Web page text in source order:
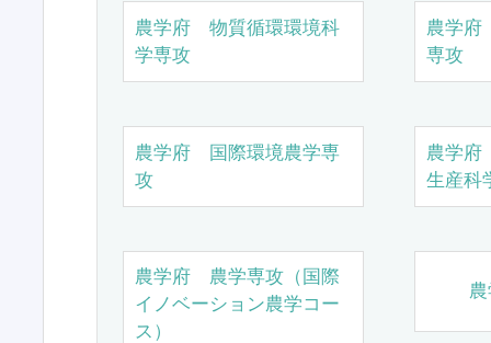
農学府 物質循環環境科
学専攻
農学
専攻
農学府 国際環境農学専
攻
農学
生産科
農学府 農学専攻（国際
イノベーション農学コー
ス）